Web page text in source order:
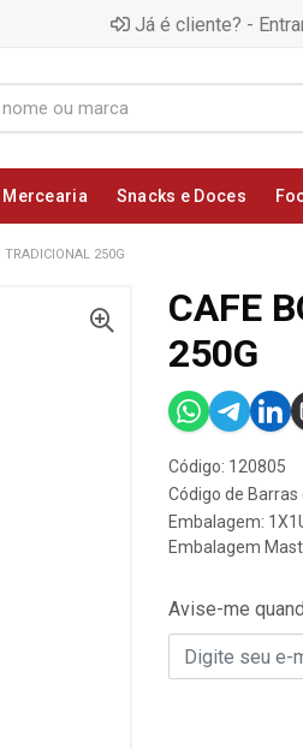
Já é cliente? -
Mercearia Snacks e Doces
TRADICIONAL 250G
CAFE
250G
Código: 120805
Código de
Embalagem:
Embalagem
Avise-me